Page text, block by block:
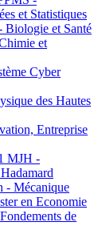
et Statistiques
et Santé
et
Cyber
des Hautes
Entreprise
MJH -
Mécanique
en Economie
de